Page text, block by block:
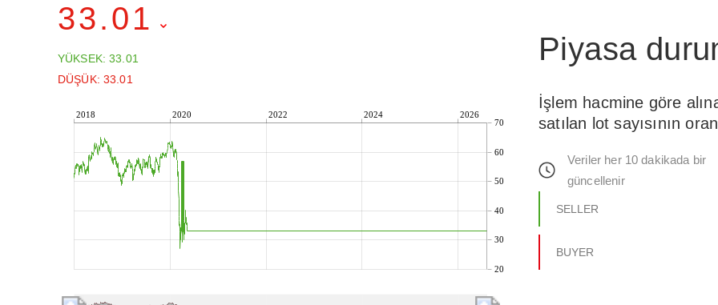
33.01
YÜKSEK: 33.01
DÜŞÜK: 33.01
2018 2020 2022 2024 2026
20
30
40
50
60
70
Piyasa
İşlem hacmine göre
satılan lot sayısının
Veriler her 10 dakikada bir
güncellenir
SELLER
BUYER